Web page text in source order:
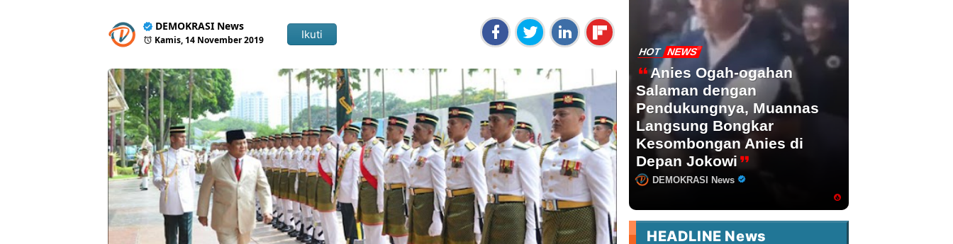
DEMOKRASI News
Kamis, 14 November 2019 Ikuti
HOT NEWS
Anies Ogah-ogahan
Salaman dengan
Pendukungnya, Muannas
Langsung Bongkar
Kesombongan Anies di
Depan Jokowi
DEMOKRASI News
HEADLINE News